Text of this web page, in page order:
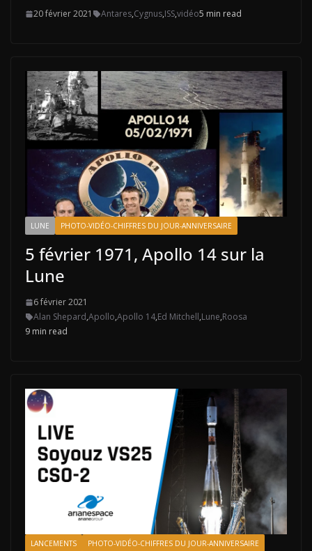
20 février 2021 Antares,Cygnus,ISS,vidéo5 min read
LUNE PHOTO-VIDÉO-CHIFFRES DU JOUR-ANNIVERSAIRE
5 février 1971, Apollo 14 sur la
Lune
6 février 2021
Alan Shepard,Apollo,Apollo 14,Ed Mitchell,Lune,Roosa
9 min read
LANCEMENTS PHOTO-VIDÉO-CHIFFRES DU JOUR-ANNIVERSAIRE